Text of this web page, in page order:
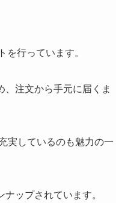
行っています。
注文から手元に届くま
実しているのも魅力の一
ップされています。